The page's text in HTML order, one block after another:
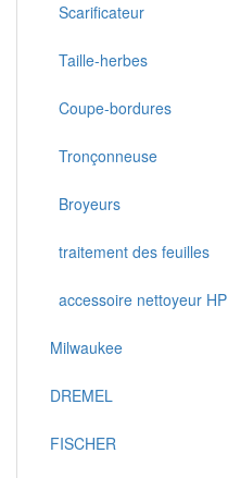
Scarificateur
Taille-herbes
Coupe-bordures
Tronçonneuse
Broyeurs
traitement des feuilles
accessoire nettoyeur HP
Milwaukee
DREMEL
FISCHER